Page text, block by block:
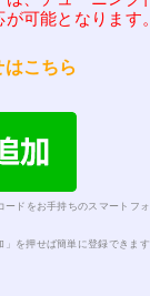
可能となります。
こちら
ードをお手持ちのスマートフ
を押せば簡単に登録できます